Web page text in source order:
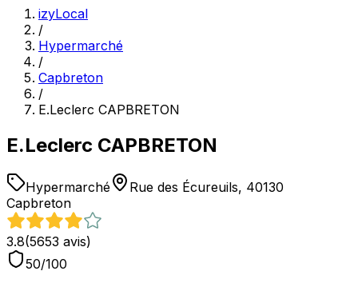
izyLocal
/
Hypermarché
/
Capbreton
/
E.Leclerc CAPBRETON
E.Leclerc CAPBRETON
Hypermarché
Rue des Écureuils, 40130
Capbreton
3.8(5653 avis)
50/100